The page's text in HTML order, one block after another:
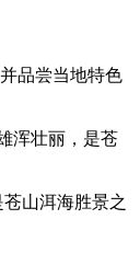
品尝当地特色
浑壮丽，是苍
山洱海胜景之